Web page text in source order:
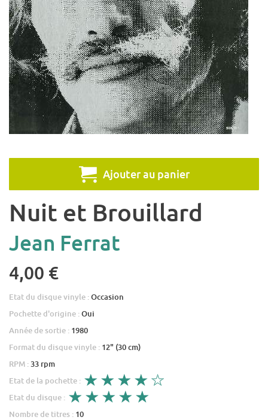
Ajouter au panier
Nuit et Brouillard
Jean Ferrat
4,00 €
Etat du disque vinyle :Occasion
Pochette d'origine :Oui
Année de sortie : 1980
Format du disque vinyle : 12" (30 cm)
RPM : 33 rpm
Etat de la pochette :
Etat du disque :
Nombre de titres : 10